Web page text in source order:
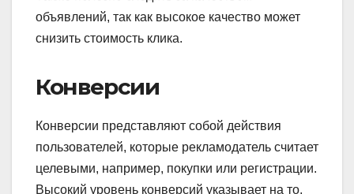
объявлений, так как высокое качество может
снизить стоимость клика.
Конверсии
Конверсии представляют собой действия
пользователей, которые рекламодатель считает
целевыми, например, покупки или регистрации.
Высокий уровень конверсий указывает на то,